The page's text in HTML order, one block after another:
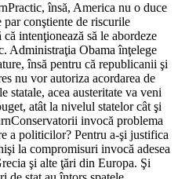
însă, America nu o duce
conştiente de riscurile
intenţionează să le abordeze
Administraţia Obama înţelege
însă pentru că republicanii şi
nu vor autoriza acordarea de
statale, acea austeritate va veni
atât la nivelul statelor cât şi
invocă problema
a politicilor? Pentru a-şi justifica
la compromisuri invocă adesea
şi alte ţări din Europa. Şi